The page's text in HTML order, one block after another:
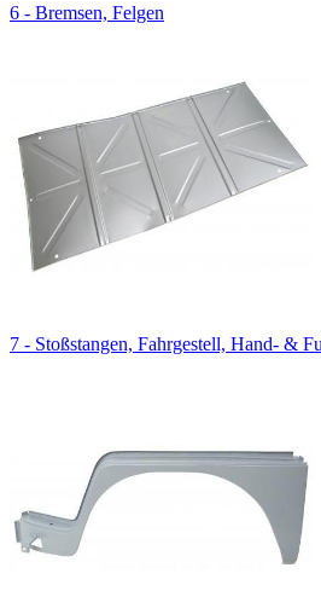
6 - Bremsen, Felgen
7 - Stoßstangen, Fahrgestell, Hand- &